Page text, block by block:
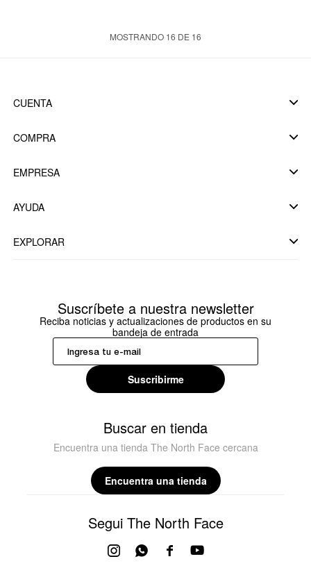
MOSTRANDO 16 DE 16
CUENTA
COMPRA
EMPRESA
AYUDA
EXPLORAR
Suscríbete a nuestra newsletter
Reciba noticias y actualizaciones de productos en su
bandeja de entrada
Suscribirme
Buscar en tienda
Encuentra una tienda The North Face cercana
Encuentra una tienda
Segui The North Face
 
 